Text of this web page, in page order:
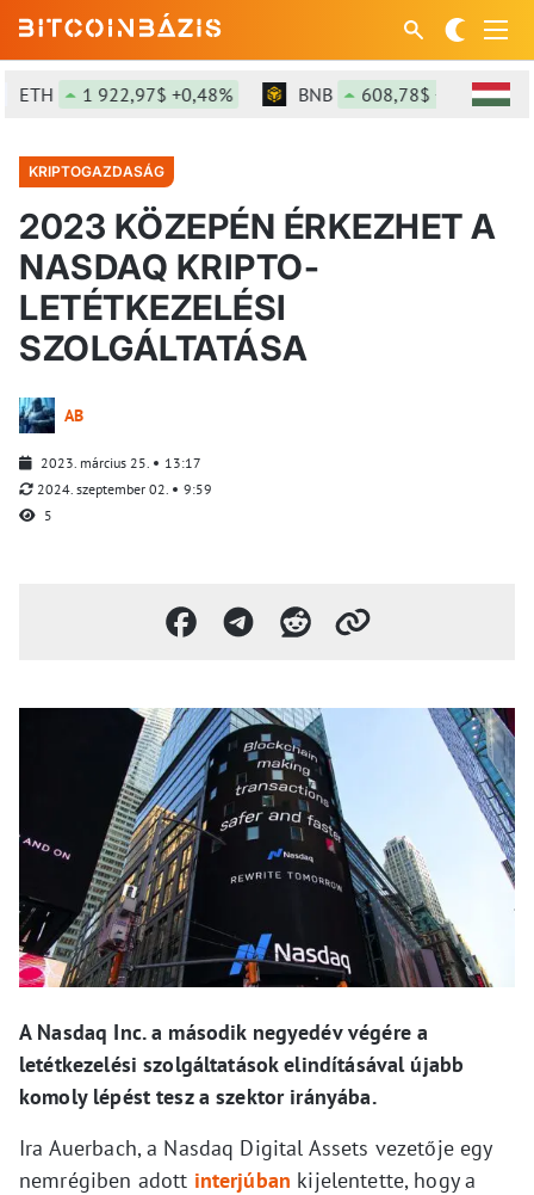
ETH 1 922,97$ +0,48% BNB 608,78$ +3,1%
KRIPTOGAZDASÁG
2023 KÖZEPÉN ÉRKEZHET A
NASDAQ KRIPTO-
LETÉTKEZELÉSI
SZOLGÁLTATÁSA
AB
2023. március 25.
13:17
2024. szeptember 02.
9:59
5
A Nasdaq Inc. a második negyedév végére a
letétkezelési szolgáltatások elindításával újabb
komoly lépést tesz a szektor irányába.
Ira Auerbach, a Nasdaq Digital Assets vezetője egy
nemrégiben adott interjúban kijelentette, hogy a